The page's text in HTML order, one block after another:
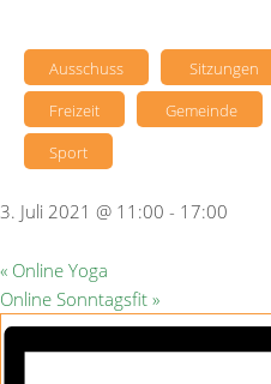
Ausschuss
Sitzungen
Freizeit
Gemeinde
Sport
3. Juli 2021 @ 11:00 - 17:00
« Online Yoga
Online Sonntagsfit »